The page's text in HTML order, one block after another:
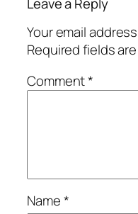
Your email
Required fields
Comment*
Name*